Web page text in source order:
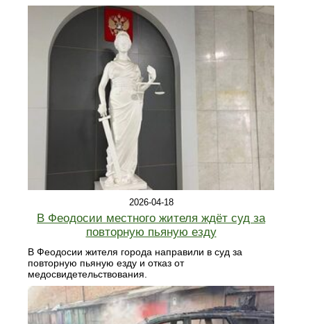
2026-04-18
В Феодосии местного жителя ждёт суд за
повторную пьяную езду
В Феодосии жителя города направили в суд за
повторную пьяную езду и отказ от
медосвидетельствования.